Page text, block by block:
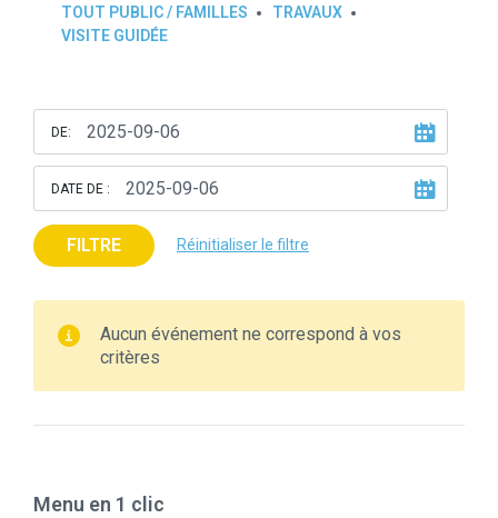
TOUT PUBLIC / FAMILLES
TRAVAUX
VISITE GUIDÉE
DE:
DATE DE :
FILTRE Réinitialiser le filtre
Aucun événement ne correspond à vos
critères
Menu en 1 clic